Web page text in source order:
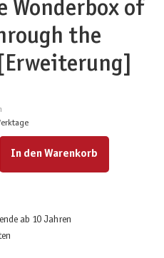
Wonderbox of
the
benutze die Schaltflächen um die Anzahl zu
In den Warenkorb
ab 10 Jahren